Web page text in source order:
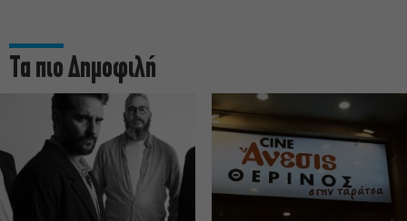
Τα πιο Δημοφιλή